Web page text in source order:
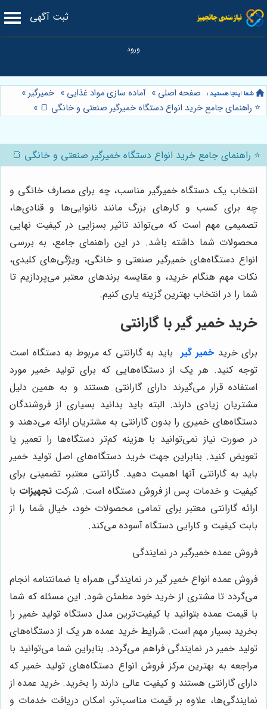
ثبت آگهی
صفحه اصلی » آماده سازی مواد غذایی » خمیرگیر»
⭐️ راهنمای جامع خرید انواع دستگاه خمیرگیر صنعتی و خانگی 🍞 »
⭐️ راهنمای جامع خرید انواع دستگاه خمیرگیر صنعتی و خانگی 🍞
انتخاب یک دستگاه خمیرگیر مناسب، چه برای مصارف خانگی و
چه برای کسب و کارهای بزرگ مانند نانوایی‌ها و قنادی‌ها،
تصمیمی مهم است که می‌تواند تاثیر بسزایی در کیفیت نهایی
محصولات شما داشته باشد. در این راهنمای جامع، به بررسی
انواع دستگاه‌های خمیرگیر صنعتی و خانگی، ویژگی‌های کلیدی،
نکات مهم هنگام خرید، و مقایسه برندهای معتبر می‌پردازیم تا
شما را در انتخاب بهترین گزینه یاری کنیم.
خرید خمیر گیر با گارانتی
برای خرید خمیر گیر باید به گارانتی که مربوط به دستگاه است
توجه کنید. هر یک از دستگاه‌هایی که برای تولید خمیر مورد
استفاده قرار می‌گیرند دارای گارانتی هستند و به همین دلیل
مشتریان زیادی دارند. البته باید بدانید بسیاری از فروشندگان
دستگاه‌های خمیری را بدون گارانتی به مشتریان ارائه می‌دهند و
در صورت نیاز نمی‌توانید با هزینه کم‌تر دستگاه‌ها را تعمیر یا
تعویض کنید. بنابراین جهت خرید دستگاه‌های اصل تولید خمیر
باید به گارانتی آنها اهمیت دهید. گارانتی معتبر، تضمینی برای
کیفیت و خدمات پس از فروش دستگاه است. شرکتتجهیزات با
ارائه گارانتی معتبر برای تمامی محصولات خود، خیال شما را از
بابت کیفیت و کارایی دستگاه آسوده می‌کند.
فروش عمده خمیرگیر در نمایندگی
فروش عمده انواع خمیر گیر در نمایندگی همراه با ضمانتنامه انجام
می‌گردد تا مشتری از خرید خود مطمئن شود. این مسئله که شما
با قیمت عمده بتوانید با کیفیت‌ترین مدل دستگاه تولید خمیر را
بخرید بسیار مهم است. شرایط خرید عمده هر یک از دستگاه‌های
تولید خمیر در نمایندگی فراهم می‌گردد. بنابراین شما می‌توانید با
مراجعه به بهترین مرکز فروش انواع دستگاه‌های تولید خمیر که
دارای گارانتی هستند و کیفیت عالی دارند را بخرید. خرید عمده از
نمایندگی‌ها، علاوه بر قیمت مناسب‌تر، امکان دریافت خدمات و